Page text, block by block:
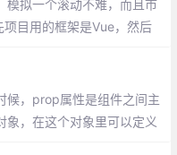
拟一个滚动不难，而且市
目用的框架是Vue，然后
候，prop属性是组件之间主
，在这个对象里可以定义